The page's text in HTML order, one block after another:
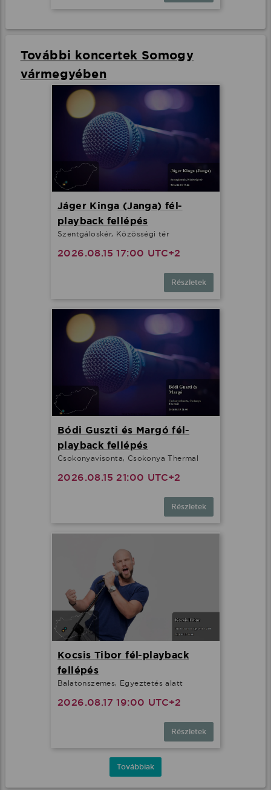
További koncertek Somogy
vármegyében
Jáger Kinga (Janga) fél-
playback fellépés
Szentgáloskér, Közösségi tér
2026.08.15 17:00 UTC+2
Részletek
Bódi Guszti és Margó fél-
playback fellépés
Csokonyavisonta, Csokonya Thermal
2026.08.15 21:00 UTC+2
Részletek
Kocsis Tibor fél-playback
fellépés
Balatonszemes, Egyeztetés alatt
2026.08.17 19:00 UTC+2
Részletek
Továbbiak